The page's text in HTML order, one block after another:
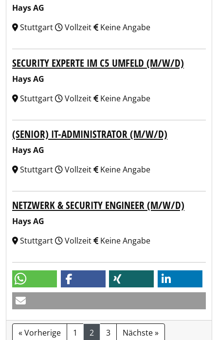
Hays AG
Stuttgart
Vollzeit Keine Angabe
SECURITY EXPERTE IM C5 UMFELD (M/W/D)
Hays AG
Stuttgart
Vollzeit Keine Angabe
(SENIOR) IT-ADMINISTRATOR (M/W/D)
Hays AG
Stuttgart
Vollzeit Keine Angabe
NETZWERK & SECURITY ENGINEER (M/W/D)
Hays AG
Stuttgart
Vollzeit Keine Angabe
« Vorherige 1 2 3 Nächste »